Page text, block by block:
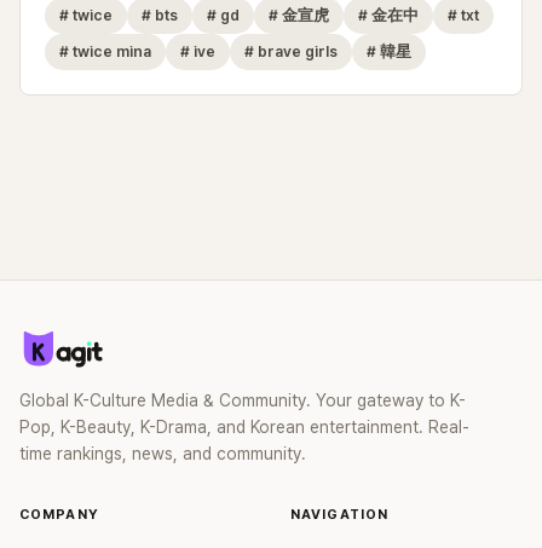
# twice # bts # gd # 金宣虎 # 金在中 # txt
# twice mina # ive # brave girls # 韓星
Global K-Culture Media & Community. Your gateway to K-
Pop, K-Beauty, K-Drama, and Korean entertainment. Real-
time rankings, news, and community.
COMPANY NAVIGATION